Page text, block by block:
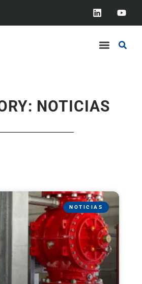
NOTICIAS
NOTICIAS